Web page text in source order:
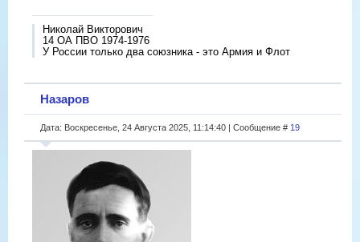
Николай Викторович
14 ОА ПВО 1974-1976
У России только два союзника - это Армия и Флот
Назаров
Дата: Воскресенье, 24 Августа 2025, 11:14:40 | Сообщение # 19